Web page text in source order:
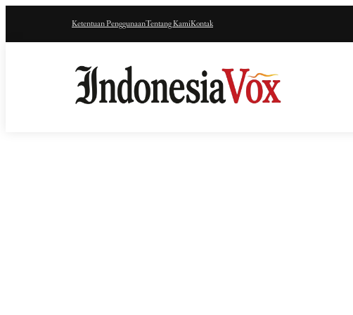
Ketentuan PenggunaanTentang KamiKontak